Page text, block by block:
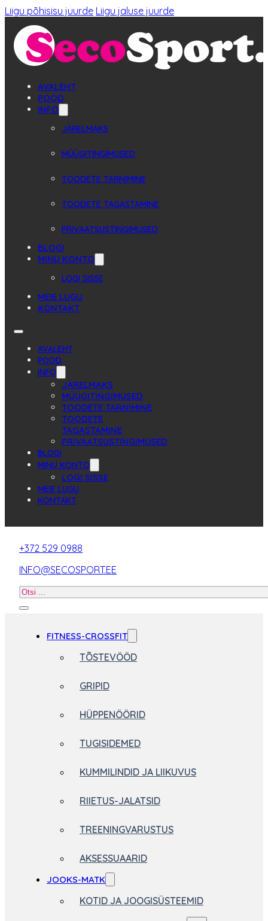
Liigu põhisisu juurde Liigu jaluse juurde
AVALEHT
POOD
INFO
JÄRELMAKS
MÜÜGITINGIMUSED
TOODETE TARNIMINE
TOODETE TAGASTAMINE
PRIVAATSUSTINGIMUSED
BLOGI
MINU KONTO
LOGI SISSE
MEIE LUGU
KONTAKT
AVALEHT
POOD
INFO
JÄRELMAKS
MÜÜGITINGIMUSED
TOODETE TARNIMINE
TOODETE
TAGASTAMINE
PRIVAATSUSTINGIMUSED
BLOGI
MINU KONTO
LOGI SISSE
MEIE LUGU
KONTAKT
+372 529 0988
INFO@SECOSPORT.EE
Otsi
FITNESS-CROSSFIT
TÕSTEVÖÖD
GRIPID
HÜPPENÖÖRID
TUGISIDEMED
KUMMILINDID JA LIIKUVUS
RIIETUS-JALATSID
TREENINGVARUSTUS
AKSESSUAARID
JOOKS-MATK
KOTID JA JOOGISÜSTEEMID